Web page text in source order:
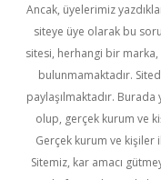
Ancak, üyelerimiz
siteye üye olarak bu
sitesi, herhangi bir marka,
bulunmamaktadır.
paylaşılmaktadır.
olup, gerçek kurum ve
Gerçek kurum ve
Sitemiz, kar amacı